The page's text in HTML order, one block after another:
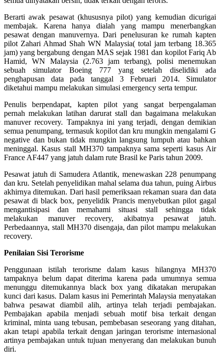
Berarti awak pesawat (khususnya pilot) yang kemudian dicurigai
membajak. Karena hanya dialah yang mampu menerbangkan
pesawat dengan manuvernya. Dari penelusuran ke rumah kapten
pilot Zahari Ahmad Shah WN Malaysia( total jam terbang 18.365
jam) yang bergabung dengan MAS sejak 1981 dan kopilot Fariq Ab
Hamid, WN Malaysia (2.763 jam terbang), polisi menemukan
sebuah simulator Boeing 777 yang setelah diselidiki ada
penghapusan data pada tanggal 3 Februari 2014. Simulator
diketahui mampu melakukan simulasi emergency serta tempur.
Penulis berpendapat, kapten pilot yang sangat berpengalaman
pernah melakukan latihan darurat stall dan bagaimana melakukan
manuver recovery. Tampaknya ini yang terjadi, dengan demikian
semua penumpang, termasuk kopilot dan kru mungkin mengalami G
negative dan bukan tidak mungkin langsung lumpuh atau bahkan
meninggal. Kasus stall MH370 tampaknya sama seperti kasus Air
France AF447 yang jatuh dalam rute Brasil ke Paris tahun 2009.
Pesawat jatuh di Samudera Atlantik, menewaskan 228 penumpang
dan kru. Setelah penyelidikan mahal selama dua tahun, puing Airbus
akhirnya ditemukan. Dari hasil pemeriksaan rekaman suara dan data
pesawat di black box, penyelidik Prancis menyebutkan pilot gagal
mengantisipasi dan memahami situasi stall sehingga tidak
melakukan manuver recovery, akibatnya pesawat jatuh.
Perbedaannya, stall MH370 disengaja, dan pilot mampu melakukan
recovery.
Penilaian Sisi Terorisme
Penggunaan istilah terorisme dalam kasus hilangnya MH370
tampaknya belum dapat diterima karena pada umumnya semua
menunggu ditemukannya black box yang dikatakan merupakan
kunci dari kasus. Dalam kasus ini Pemerintah Malaysia menyatakan
bahwa pesawat diambil alih, artinya telah terjadi pembajakan.
Pembajakan apabila menjadi sebuah motif bisa terkait dengan
kriminal, minta uang tebusan, pembebasan seseorang yang ditahan,
akan tetapi apabila terkait dengan jaringan terorisme internasional
artinya pembajakan untuk tujuan menyerang dan melakukan bunuh
diri.